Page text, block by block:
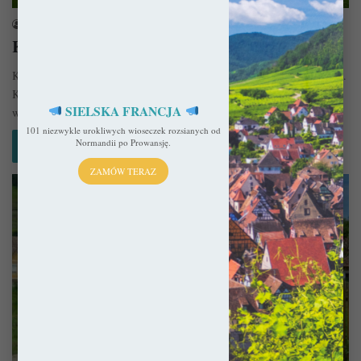
Kościół warowny w Prejmer
Kościół warowny w Prejmer (rum. Biserica fortificată din Prejmer, niem.
Kirchenburg von Tartlau), jak wiele zacnych budowli w regionie,
wiążę…
Czytaj więcej »
Rumunia
SIELSKA FRANCJA
101 niezwykle urokliwych wioseczek rozsianych od
Normandii po Prowansję.
ZAMÓW TERAZ